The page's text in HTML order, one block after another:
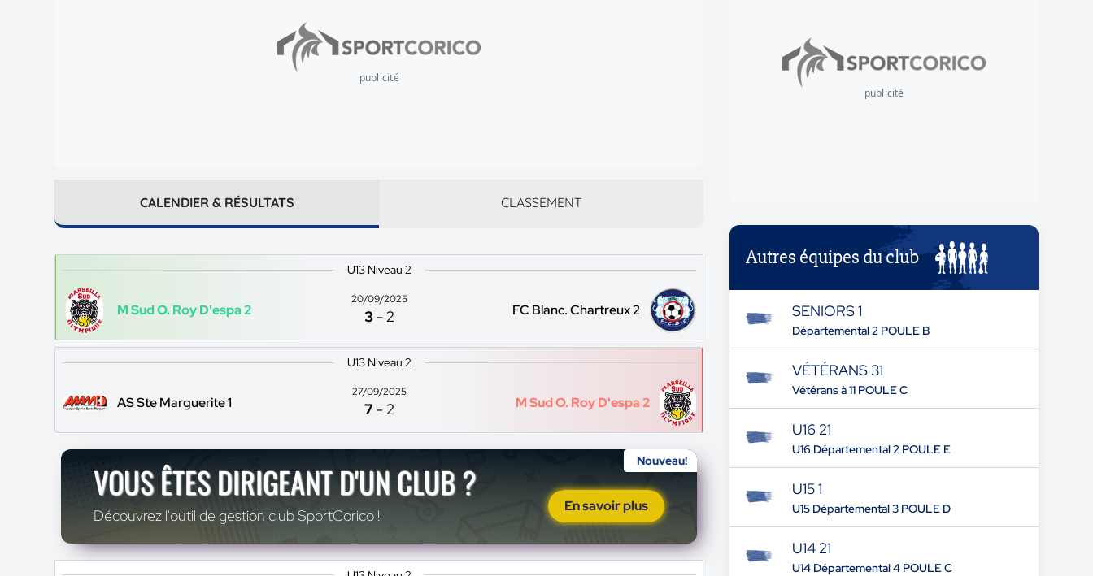
publicité
CALENDIER & RÉSULTATS CLASSEMENT
U13 Niveau 2
M Sud O. Roy D'espa 2
20/09/2025
3 -2 FC Blanc. Chartreux 2
U13 Niveau 2
AS Ste Marguerite 1
27/09/2025
7 -2 M Sud O. Roy D'espa 2
Nouveau!
VOUS ÊTES DIRIGEANT D'UN CLUB ?
Découvrez l'outil de gestion club SportCorico !
En savoir plus
publicité
Autres équipes du club
SENIORS 1
Départemental 2 POULE B
VÉTÉRANS 31
Vétérans à 11 POULE C
U16 21
U16 Départemental 2 POULE E
U15 1
U15 Départemental 3 POULE D
U14 21
U14 Départemental 4 POULE C